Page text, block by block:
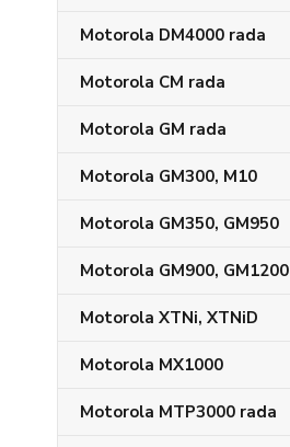
Motorola DM4000 rada
Motorola CM rada
Motorola GM rada
Motorola GM300, M10
Motorola GM350, GM950
Motorola GM900, GM1200
Motorola XTNi, XTNiD
Motorola MX1000
Motorola MTP3000 rada